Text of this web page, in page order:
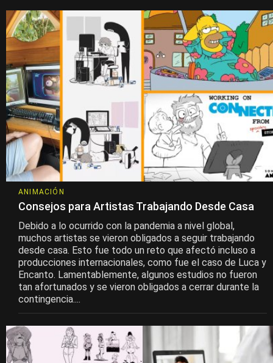
ANIMACIÓN
Consejos para Artistas Trabajando Desde Casa
Debido a lo ocurrido con la pandemia a nivel global,
muchos artistas se vieron obligados a seguir trabajando
desde casa. Esto fue todo un reto que afectó incluso a
producciones internacionales, como fue el caso de Luca y
Encanto. Lamentablemente, algunos estudios no fueron
tan afortunados y se vieron obligados a cerrar durante la
contingencia....